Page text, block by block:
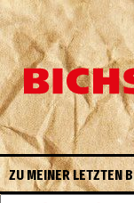
ZU MEINER LETZTEN